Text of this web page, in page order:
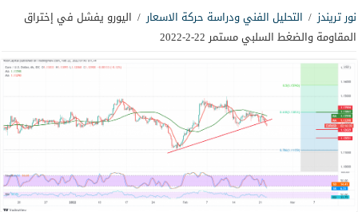
نور تريندز / التحليل الفني ودراسة حركة الاسعار / اليورو يفشل في إختراق
المقاومة والضغط السلبي مستمر 22-2-2022